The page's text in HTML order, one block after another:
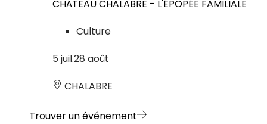
CHÂTEAU CHALABRE - L'ÉPOPÉE FAMILIALE
Culture
5 juil.28 août
CHALABRE
Trouver un événement